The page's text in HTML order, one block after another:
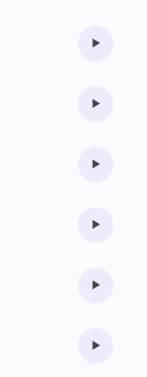
수강준비
수강준비
수강준비
수강준비
수강준비
수강준비